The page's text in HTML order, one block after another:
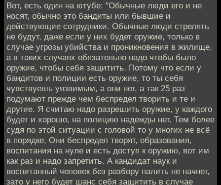
Вот, есть один на ютубе: "Обычные люди его и не
носят, обычно это бандиты или бывшие и
действующие сотрудники. Обычные люди стрелять
не будут, даже если у них будет оружие, только в
случае угрозы убийства и проникновения в жилище,
а в таких случаях обязательно надо чтобы было
оружие, чтобы себя защитить. Потому что если у
бандитов и полиции есть оружие, то ты себя
чувствуешь уязвимым, а они нет, а так 25 раз
подумают прежде чем беспредел творить и те и
другие. Я считаю надо разрешить оружие, у каждого
будет и хорошо, на полицию надежды нет. Тем более
судя по этой ситуации с головой то у многих не всё
в порядке, Они беспредел творят, образования,
воспитания на нуле и есть доступ к оружию, вот им
как раз и надо запретить. А кандидат наук и
воспитанный человек без разбору палить не начнет,
зато у него будет шанс себя защитить в случае